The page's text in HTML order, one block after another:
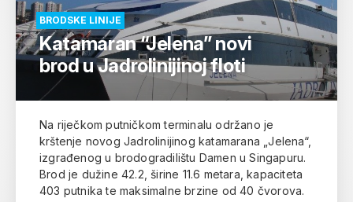
BRODSKE LINIJE
Katamaran “Jelena” novi
brod u Jadrolinijinoj floti
Na riječkom putničkom terminalu održano je
krštenje novog Jadrolinijinog katamarana „Jelena“,
izgrađenog u brodogradilištu Damen u Singapuru.
Brod je dužine 42.2, širine 11.6 metara, kapaciteta
403 putnika te maksimalne brzine od 40 čvorova.